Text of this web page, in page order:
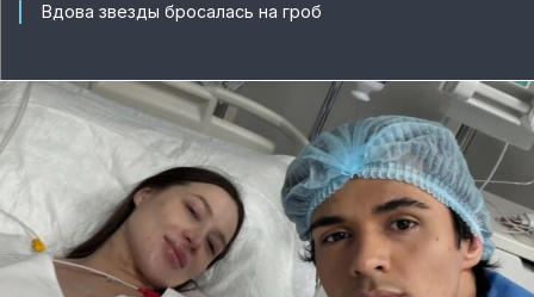
Вдова звезды бросалась на гроб